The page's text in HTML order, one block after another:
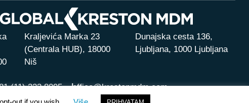
Kraljevića Marka 23
(Centrala HUB), 18000
Niš
Dunajska cesta 136,
Ljubljana, 1000 Ljubljana
(11) 323 8095 office@krestonmdm.com